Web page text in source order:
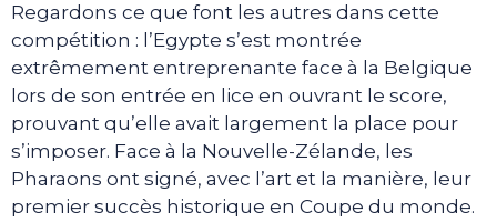
Regardons ce que font les autres dans cette
compétition : l’Egypte s’est montrée
extrêmement entreprenante face à la Belgique
lors de son entrée en lice en ouvrant le score,
prouvant qu’elle avait largement la place pour
s’imposer. Face à la Nouvelle-Zélande, les
Pharaons ont signé, avec l’art et la manière, leur
premier succès historique en Coupe du monde.